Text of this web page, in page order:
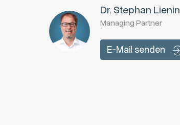
Dr. Stephan Lienin
Managing Partner
E-Mail senden